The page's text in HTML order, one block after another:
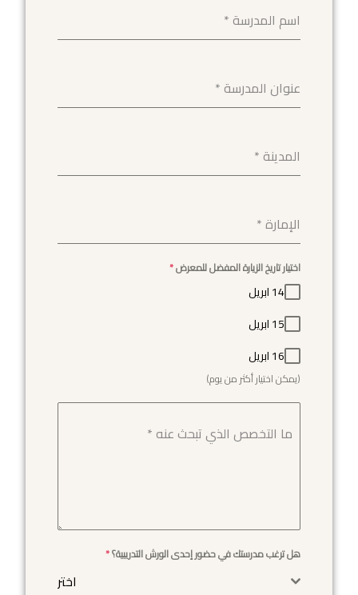
اسم المدرسة *
عنوان المدرسة *
المدينة *
الإمارة*
اختيار تاريخ الزيارة المفضل للمعرض*
14 ابريل
15 ابريل
16 ابريل
(يمكن اختيار أكثر من يوم)
ما التخصص الذي تبحث عنه *
هل ترغب مدرستك في حضور إحدى الورش التدريبية؟*
اختر